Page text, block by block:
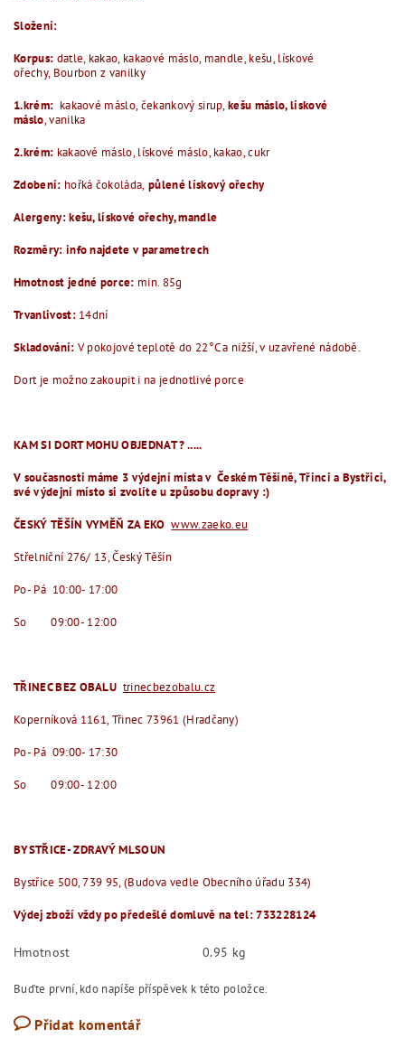
Složení:
Korpus: datle, kakao, kakaové máslo, mandle, kešu, lískové
ořechy, Bourbon z vanilky
1.krém: kakaové máslo, čekankový sirup,kešu máslo, lískové
máslo, vanilka
2.krém: kakaové máslo, lískové máslo, kakao, cukr
Zdobení: hořká čokoláda, půlené lískový ořechy
Alergeny: kešu, lískové ořechy, mandle
Rozměry: info najdete v parametrech
Hmotnost jedné porce: min. 85g
Trvanlivost:14dní
Skladování: V pokojovéteplotě do 22°C a nižší, v uzavřené nádobě.
Dort je možno zakoupit i na jednotlivé porce
KAM SI DORT MOHU OBJEDNAT ? .....
V současnosti máme 3 výdejní místa v Českém Těšíně, Třinci a Bystřici,
své výdejní místo si zvolíte u způsobu dopravy :)
ČESKÝ TĚŠÍN VYMĚŇ ZA EKO www.zaeko.eu
Střelniční 276/ 13, Český Těšín
Po- Pá 10:00- 17:00
So 09:00- 12:00
TŘINEC BEZ OBALU trinecbezobalu.cz
Koperníková 1161, Třinec 73961 (Hradčany)
Po- Pá 09:00- 17:30
So 09:00- 12:00
BYSTŘICE- ZDRAVÝ MLSOUN
Bystřice 500, 739 95, (Budova vedle Obecního úřadu 334)
Výdej zboží vždy po předešlé domluvě na tel: 733228124
Hmotnost 0.95 kg
Buďte první, kdo napíše příspěvek k této položce.
Přidat komentář